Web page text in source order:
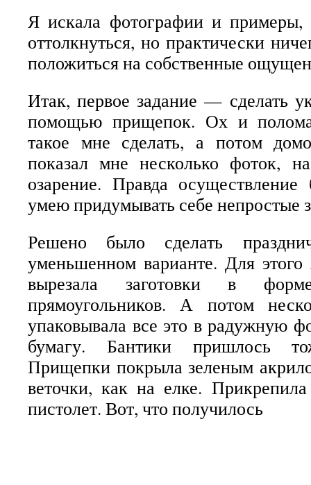
Я искала фотографии и примеры,
оттолкнуться, но практически
положиться на собственные
Итак, первое задание — сделать
помощью прищепок. Ох и
такое мне сделать, а потом
показал мне несколько фоток,
озарение. Правда
умею придумывать себе непростые
Решено было сделать
уменьшенном варианте. Для этого
вырезала заготовки в
прямоугольников. А потом
упаковывала все это в радужную
бумагу. Бантики пришлось
Прищепки покрыла зеленым
веточки, как на елке.
пистолет. Вот, что получилось